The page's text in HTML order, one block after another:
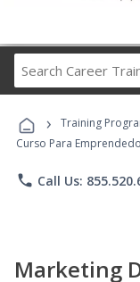
› Training
Curso Para
phone Call Us:
Marketing